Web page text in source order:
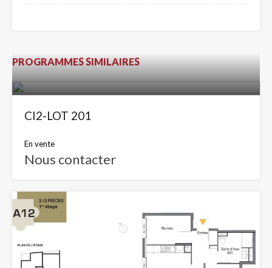
PROGRAMMES SIMILAIRES
CI2-LOT 201
En vente
Nous contacter